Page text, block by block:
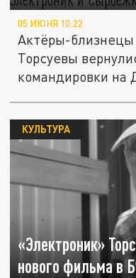
05 ИЮНЯ 10:22
Актёры-
Торсуевы
командировки на
«Электроник»
нового фильма в
КУЛЬТУРА